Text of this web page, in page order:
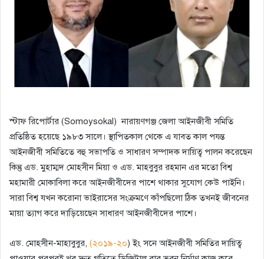
স্টাফ রিপোর্টার (Somoysokal) নারায়ণগঞ্জ জেলা আইনজীবী সমিতি
প্রতিষ্ঠিত হয়েছে ১৯৮৩ সালে। স্থাপিতকাল থেকে এ যাবত কাল পযন্ত
আইনজীবী সমিতিতে বহু সভাপতি ও সাধারণ সম্পাদক দায়িত্ব পালন করেছেন
কিন্তু এড. মুহাম্মদ মোহসীন মিয়া ও এড. মাহবুবুর রহমান এর মতো বিশ্ব
মহামারী মোকাবিলা করে আইনজীবীদের পাশে থাকার সুযোগ কেউ পাইনি।
সারা বিশ্ব যখন করোনা ভাইরাসের সংক্রমণে কাঁপছিলো ঠিক তখনই জীবনের
মায়া ত্যাগ করে দাড়িয়েছেন সাধারণ আইনজীবীদের পাশে।
এড. মোহসীন-মাহাবুবুর, (২০১৯-২০) ইং সনে আইনজীবী সমিতির দায়িত্ব